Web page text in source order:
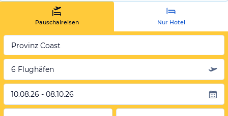
Pauschalreisen Nur Hotel
Provinz Coast
6 Flughäfen
10.08.26 - 08.10.26